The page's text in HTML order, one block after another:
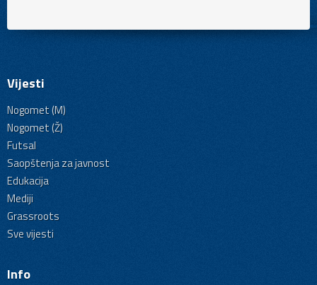
Vijesti
Nogomet (M)
Nogomet (Ž)
Futsal
Saopštenja za javnost
Edukacija
Mediji
Grassroots
Sve vijesti
Info